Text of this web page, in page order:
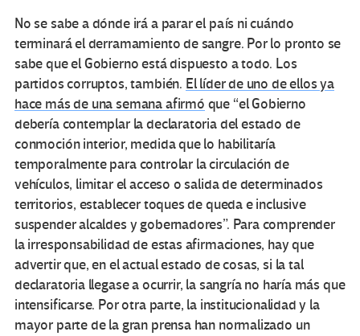
No se sabe a dónde irá a parar el país ni cuándo
terminará el derramamiento de sangre. Por lo pronto se
sabe que el Gobierno está dispuesto a todo. Los
partidos corruptos, también. El líder de uno de ellos ya
hace más de una semana afirmó que “el Gobierno
debería contemplar la declaratoria del estado de
conmoción interior, medida que lo habilitaría
temporalmente para controlar la circulación de
vehículos, limitar el acceso o salida de determinados
territorios, establecer toques de queda e inclusive
suspender alcaldes y gobernadores”. Para comprender
la irresponsabilidad de estas afirmaciones, hay que
advertir que, en el actual estado de cosas, si la tal
declaratoria llegase a ocurrir, la sangría no haría más que
intensificarse. Por otra parte, la institucionalidad y la
mayor parte de la gran prensa han normalizado un